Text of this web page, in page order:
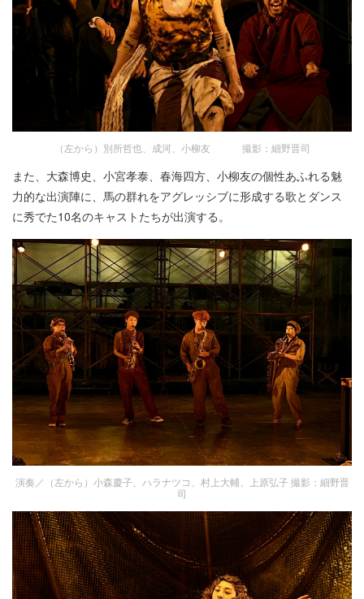
（左から）別所哲也、成河、小柳友 撮影：細野晋司
また、大森博史、小宮孝泰、春海四方、小柳友の個性あふれる魅
力的な出演陣に、馬の群れをアグレッシブに形成する歌とダンス
に秀でた10名のキャストたちが出演する。
演奏／（左から）小森慶子、ハラナツコ、村上大輔、上原弘子 撮影：細野晋
司